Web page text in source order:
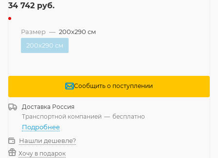
34 742 руб.
Размер — 200x290 см
200x290 см
Сообщить о поступлении
Доставка Россия
Транспортной компанией — бесплатно
Подробнее
Нашли дешевле?
Хочу в подарок